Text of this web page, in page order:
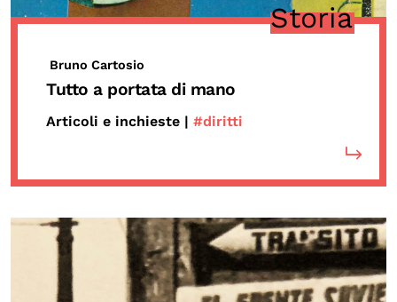
Storia
Bruno Cartosio
Tutto a portata di mano
Articoli e inchieste | #diritti